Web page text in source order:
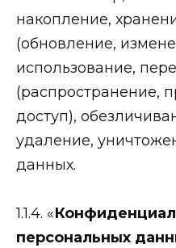
накопление,
(обновление,
использование,
(распространение,
доступ),
удаление,
данных.
1.1.4. «
персональных